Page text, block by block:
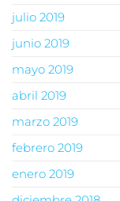
julio 2019
junio 2019
mayo 2019
abril 2019
marzo 2019
febrero 2019
enero 2019